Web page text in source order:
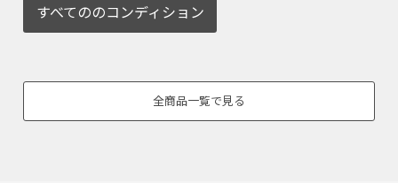
すべてののコンディション
全商品一覧で見る